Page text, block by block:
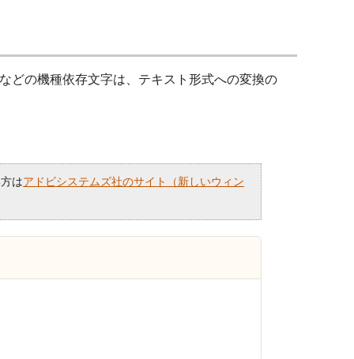
の機種依存文字は、テキスト形式への変換の
はアドビシステムズ社のサイト（新しいウィン